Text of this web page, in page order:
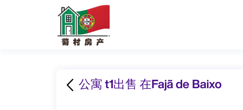
公寓 t1出售 在Fajã de Baixo